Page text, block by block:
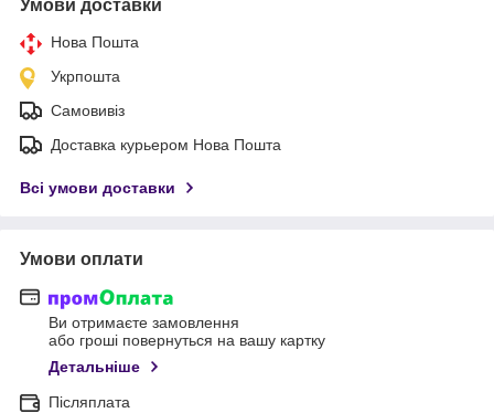
Умови доставки
Нова Пошта
Укрпошта
Самовивіз
Доставка курьером Нова Пошта
Всі умови доставки
Умови оплати
Ви отримаєте замовлення
або гроші повернуться на вашу картку
Детальніше
Післяплата